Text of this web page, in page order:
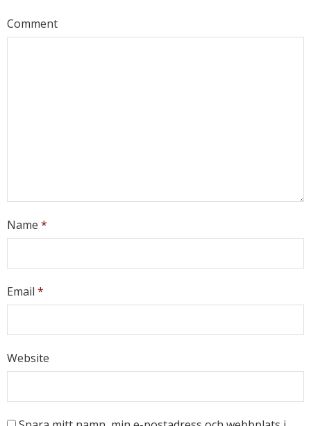
Comment
Name *
Email *
Website